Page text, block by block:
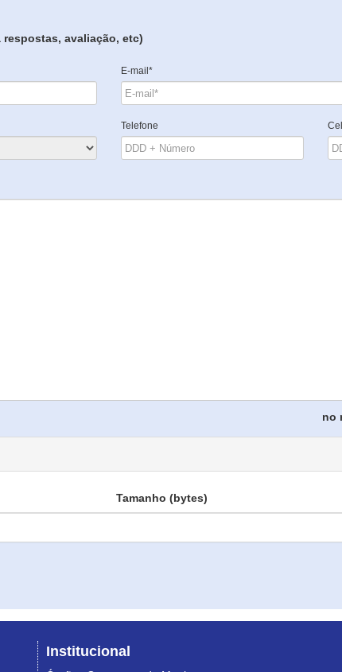
avaliação, etc)
E-mail*
Telefone
no
Tamanho (bytes)
Institucional